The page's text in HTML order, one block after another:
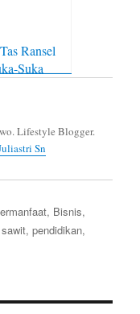
Ransel
Suka
Lifestyle Blogger.
Sn
, Bisnis,
,pendidikan,